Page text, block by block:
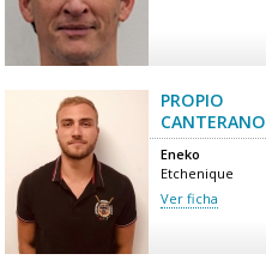
PROPIO
CANTERANO
Eneko
Etchenique
Ver ficha